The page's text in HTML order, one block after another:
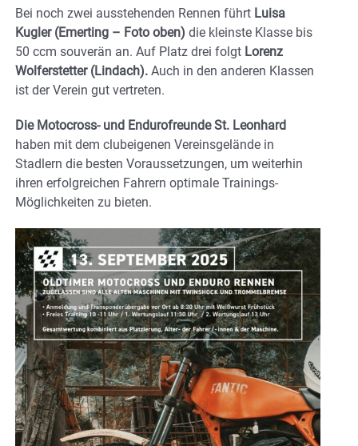
Bei noch zwei ausstehenden Rennen führt Luisa
Kugler (Emerting – Foto oben) die kleinste Klasse bis
50 ccm souverän an. Auf Platz drei folgt Lorenz
Wolferstetter (Lindach). Auch in den anderen Klassen
ist der Verein gut vertreten.
Die Motocross- und Endurofreunde St. Leonhard
haben mit dem clubeigenen Vereinsgelände in
Stadlern die besten Voraussetzungen, um weiterhin
ihren erfolgreichen Fahrern optimale Trainings-
Möglichkeiten zu bieten.